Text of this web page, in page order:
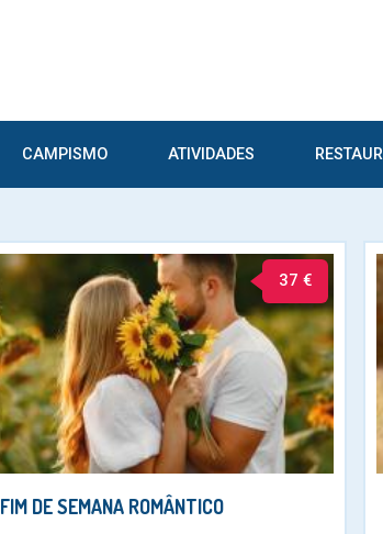
CAMPISMO ATIVIDADES
37 €
FIM DE SEMANA ROMÂNTICO